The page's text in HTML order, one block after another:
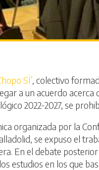
SÍ’ , colectivo
a un acuerdo
2022-2027, se
organizada por la
se expuso el
En el debate
estudios en los que